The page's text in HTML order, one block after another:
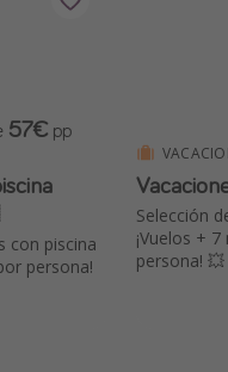
con piscina
persona!
57€ pp
Selección
¡Vuelos +
persona! 💥